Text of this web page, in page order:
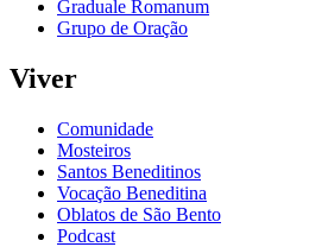
Graduale Romanum
Grupo de Oração
Viver
Comunidade
Mosteiros
Santos Beneditinos
Vocação Beneditina
Oblatos de São Bento
Podcast